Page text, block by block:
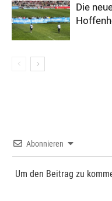
Die
Abonnieren
Um den Beitrag zu